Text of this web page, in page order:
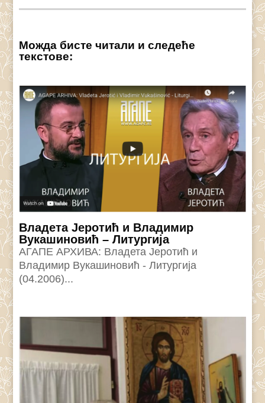
Можда бисте читали и следеће
текстове:
Владета Јеротић и Владимир
Вукашиновић – Литургија
АГАПЕ АРХИВА: Владета Јеротић и
Владимир Вукашиновић - Литургија
(04.2006)...